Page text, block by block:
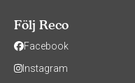
Följ Reco
Facebook
Instagram